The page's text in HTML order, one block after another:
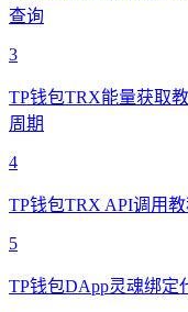
查询
3
TP钱包TRX能量获取
周期
4
TP钱包TRX API调用
5
TP钱包DApp灵魂绑定